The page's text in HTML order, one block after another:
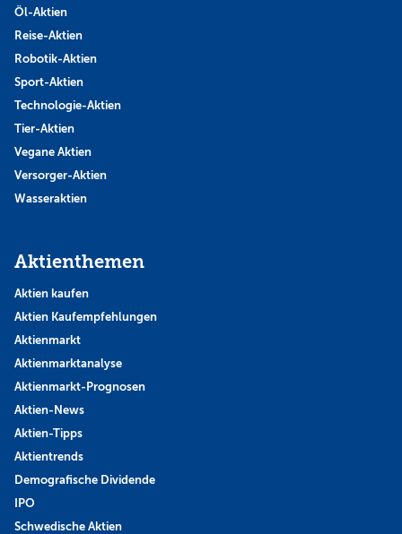
Öl-Aktien
Reise-Aktien
Robotik-Aktien
Sport-Aktien
Technologie-Aktien
Tier-Aktien
Vegane Aktien
Versorger-Aktien
Wasseraktien
Aktienthemen
Aktien kaufen
Aktien Kaufempfehlungen
Aktienmarkt
Aktienmarktanalyse
Aktienmarkt-Prognosen
Aktien-News
Aktien-Tipps
Aktientrends
Demografische Dividende
IPO
Schwedische Aktien